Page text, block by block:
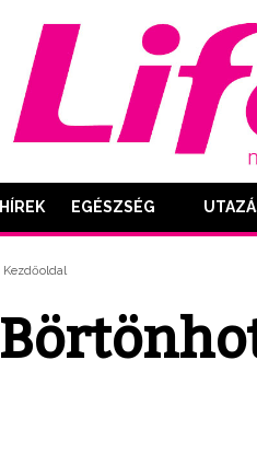
HÍREK EGÉSZSÉG
Kezdőoldal